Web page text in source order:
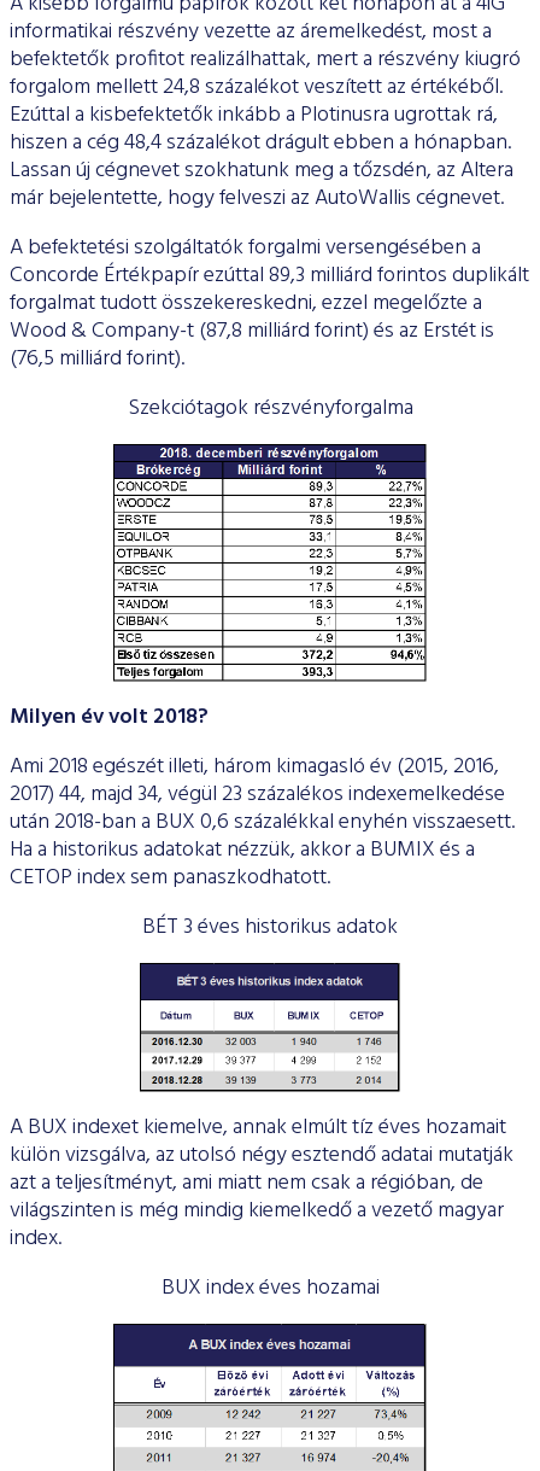
informatikai részvény vezette az áremelkedést, most a
befektetők profitot realizálhattak, mert a részvény kiugró
forgalom mellett 24,8 százalékot veszített az értékéből.
Ezúttal a kisbefektetők inkább a Plotinusra ugrottak rá,
hiszen a cég 48,4 százalékot drágult ebben a hónapban.
Lassan új cégnevet szokhatunk meg a tőzsdén, az Altera
már bejelentette, hogy felveszi az AutoWallis cégnevet.
A befektetési szolgáltatók forgalmi versengésében a
Concorde Értékpapír ezúttal 89,3 milliárd forintos duplikált
forgalmat tudott összekereskedni, ezzel megelőzte a
Wood & Company-t (87,8 milliárd forint) és az Erstét is
(76,5 milliárd forint).
Szekciótagok részvényforgalma
Milyen év volt 2018?
Ami 2018 egészét illeti, három kimagasló év (2015, 2016,
2017) 44, majd 34, végül 23 százalékos indexemelkedése
után 2018-ban a BUX 0,6 százalékkal enyhén visszaesett.
Ha a historikus adatokat nézzük, akkor a BUMIX és a
CETOP index sem panaszkodhatott.
BÉT 3 éves historikus adatok
A BUX indexet kiemelve, annak elmúlt tíz éves hozamait
külön vizsgálva, az utolsó négy esztendő adatai mutatják
azt a teljesítményt, ami miatt nem csak a régióban, de
világszinten is még mindig kiemelkedő a vezető magyar
index.
BUX index éves hozamai